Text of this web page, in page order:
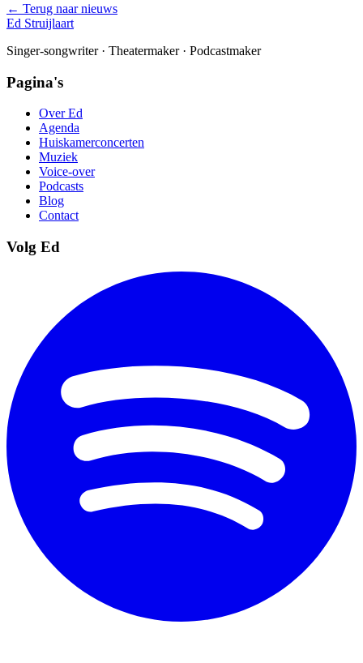
← Terug naar nieuws
Ed Struijlaart
Singer-songwriter · Theatermaker · Podcastmaker
Pagina's
Over Ed
Agenda
Huiskamerconcerten
Muziek
Voice-over
Podcasts
Blog
Contact
Volg Ed